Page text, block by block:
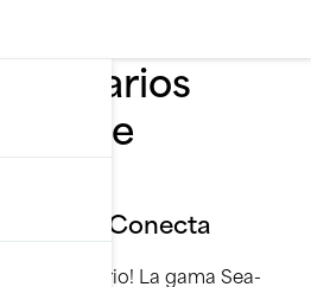
de
rutina. Conecta
La gama Sea-